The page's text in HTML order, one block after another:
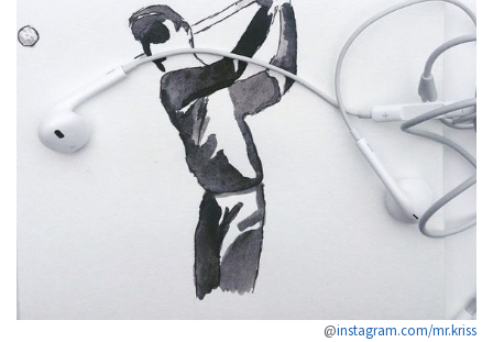
@instagram.com/mr.kriss